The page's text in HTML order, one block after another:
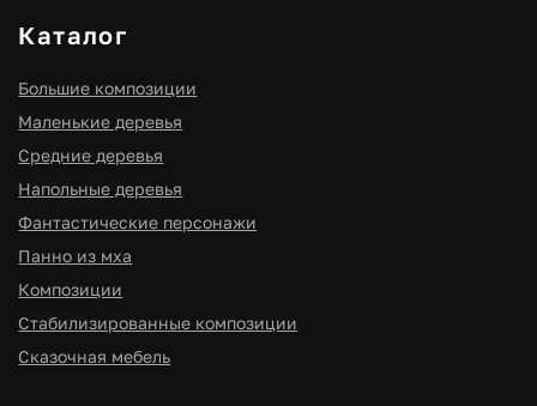
ИНН 910300116977
ОГРНИП 316910200114411
ИП Мищенко Игорь Станиславович